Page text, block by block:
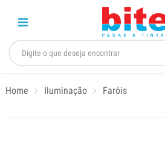
Home Iluminação Faróis